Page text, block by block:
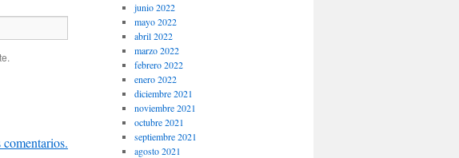
junio 2022
mayo 2022
abril 2022
marzo 2022
febrero 2022
enero 2022
diciembre 2021
noviembre 2021
octubre 2021
septiembre 2021
agosto 2021